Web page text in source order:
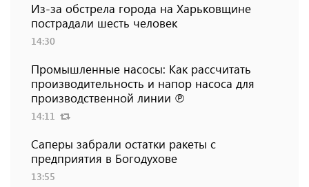
Из-за обстрела города на Харьковщине
пострадали шесть человек
14:30
Промышленные насосы: Как рассчитать
производительность и напор насоса для
производственной линии ℗
14:11
Саперы забрали остатки ракеты с
предприятия в Богодухове
13:55